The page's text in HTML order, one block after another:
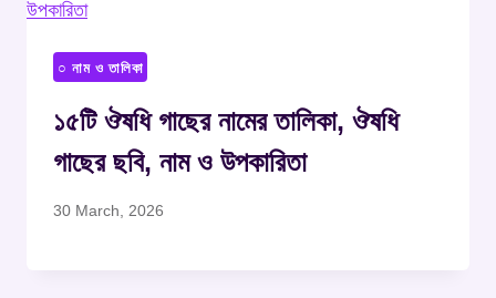
○ নাম ও তালিকা
১৫টি ঔষধি গাছের নামের তালিকা, ঔষধি
গাছের ছবি, নাম ও উপকারিতা
30 March, 2026